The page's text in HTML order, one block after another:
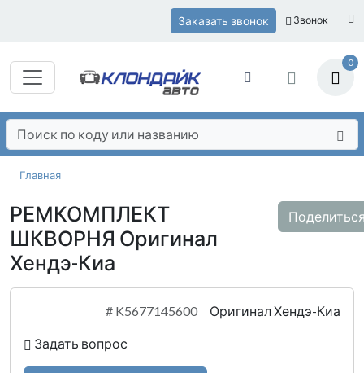
Заказать звонок Звонок
0
Главная
РЕМКОМПЛЕКТ
ШКВОРНЯ Оригинал
Хендэ-Киа
# K5677145600 Оригинал Хендэ-Киа
Задать вопрос